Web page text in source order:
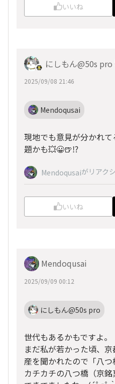
いいね
にしもん@50s pro
2025/09/08 21:46
Mendoqusai
現地でも意見が分かれ
題かも💥😀🍺⁉️
Mendoqusaiがリアク
いいね
Mendoqusai
2025/09/09 00:12
にしもん@50s pro
世代もあるかもですよ。
まだ私が若かった頃、
産を聞かれたので「八
カチカチの八つ橋（京